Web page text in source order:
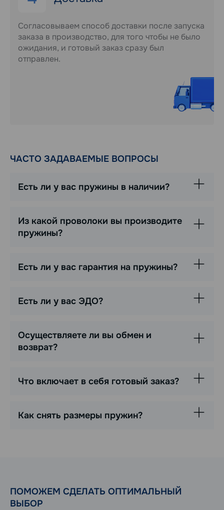
Согласовываем способ доставки после запуска
заказа в производство, для того чтобы не было
ожидания, и готовый заказ сразу был
отправлен.
ЧАСТО ЗАДАВАЕМЫЕ ВОПРОСЫ
Есть ли у вас пружины в наличии?
Из какой проволоки вы производите
пружины?
Есть ли у вас гарантия на пружины?
Есть ли у вас ЭДО?
Осуществляете ли вы обмен и
возврат?
Что включает в себя готовый заказ?
Как снять размеры пружин?
ПОМОЖЕМ СДЕЛАТЬ ОПТИМАЛЬНЫЙ
ВЫБОР